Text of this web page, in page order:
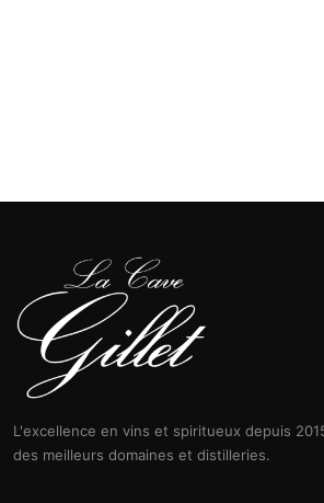
L'excellence en vins et spiritueux depuis
des meilleurs domaines et distilleries.